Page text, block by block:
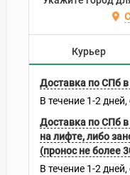
Курьер
Доставка по СПб
В течение 1-2 дней
Доставка по СПб
на лифте, либо
(пронос не более
В течение 1-2 дней